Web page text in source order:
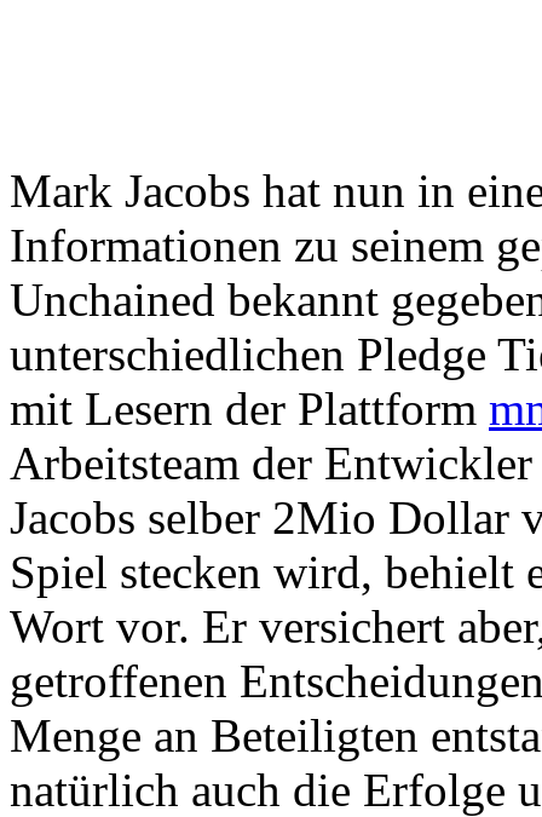
Mark Jacobs hat nun in
Informationen zu seinem
Unchained bekannt
unterschiedlichen Pledge
mit Lesern der Plattform
Arbeitsteam der
Jacobs selber 2Mio Dollar
Spiel stecken wird, behielt
Wort vor. Er versichert
getroffenen
Menge an Beteiligten
natürlich auch die Erfolge